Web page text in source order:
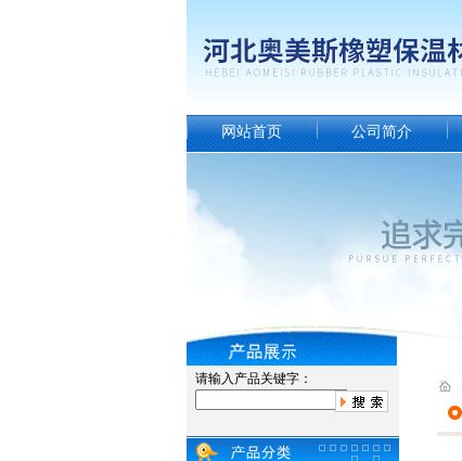
网站首页 公司简介
请输入产品关键字：